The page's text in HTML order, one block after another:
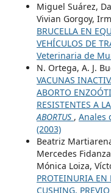
Miguel Suárez,
Vivian Gorgoy,
BRUCELLA EN
VEHÍCULOS DE
Veterinaria de
N. Ortega, A. J.
VACUNAS
ABORTO
RESISTENTES A
ABORTUS , Anales
(2003)
Beatriz
Mercedes
Mónica Loiza,
PROTEINURIA EN
CUSHING,